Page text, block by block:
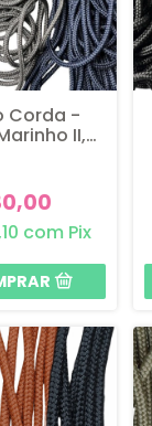
Corda -
II,
com Pix